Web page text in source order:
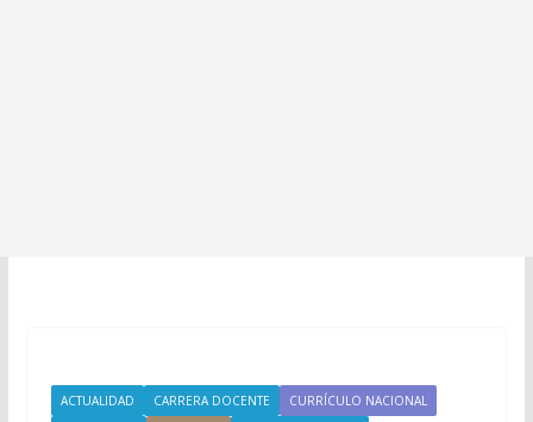
ACTUALIDAD CARRERA DOCENTE
CURRÍCULO NACIONAL